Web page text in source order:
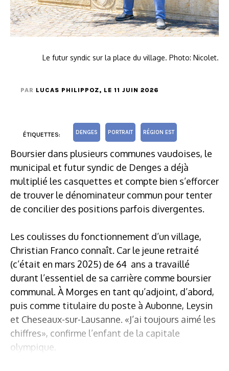
Le futur syndic sur la place du village. Photo: Nicolet.
PAR LUCAS PHILIPPOZ, LE 11 JUIN 2026
ÉTIQUETTES: DENGES PORTRAIT RÉGION EST
Boursier dans plusieurs communes vaudoises, le
municipal et futur syndic de Denges a déjà
multiplié les casquettes et compte bien s’efforcer
de trouver le dénominateur commun pour tenter
de concilier des positions parfois divergentes.
Les coulisses du fonctionnement d’un village,
Christian Franco connaît. Car le jeune retraité
(c’était en mars 2025) de 64 ans a travaillé
durant l’essentiel de sa carrière comme boursier
communal. À Morges en tant qu’adjoint, d’abord,
puis comme titulaire du poste à Aubonne, Leysin
et Cheseaux-sur-Lausanne. «J’ai toujours aimé les
chiffres», confirme l’enfant de la capitale
olympique.